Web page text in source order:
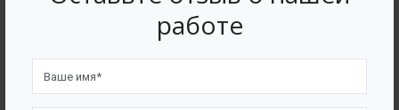
работе